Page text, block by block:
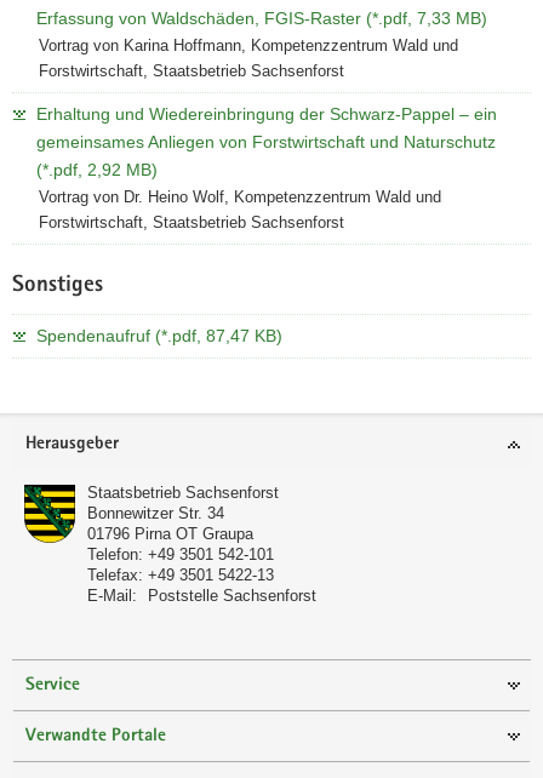
Erfassung von Waldschäden, FGIS-Raster (*.pdf, 7,33 MB)
Vortrag von Karina Hoffmann, Kompetenzzentrum Wald und
Forstwirtschaft, Staatsbetrieb Sachsenforst
Erhaltung und Wiedereinbringung der Schwarz-Pappel – ein
gemeinsames Anliegen von Forstwirtschaft und Naturschutz
(*.pdf, 2,92 MB)
Vortrag von Dr. Heino Wolf, Kompetenzzentrum Wald und
Forstwirtschaft, Staatsbetrieb Sachsenforst
Sonstiges
Spendenaufruf (*.pdf, 87,47 KB)
Footer-
Herausgeber
Staatsbetrieb Sachsenforst
Bonnewitzer Str. 34
01796 Pirna OT Graupa
Telefon: +49 3501 542-101
Telefax: +49 3501 5422-13
E-Mail:
Poststelle Sachsenforst
Service
Verwandte Portale